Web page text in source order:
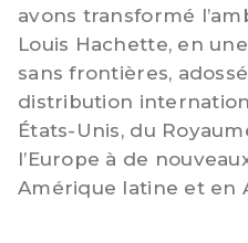
avons transformé
Louis Hachette, en
sans frontières,
distribution
États-Unis, du
l’Europe à de
Amérique latine et en